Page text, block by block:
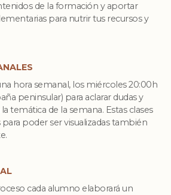
de la formación y aportar
para nutrir tus recursos y
hora semanal, los miércoles 20:00h
peninsular) para aclarar dudas y
temática de la semana. Estas clases
para poder ser visualizadas también
cada alumno elaborará un